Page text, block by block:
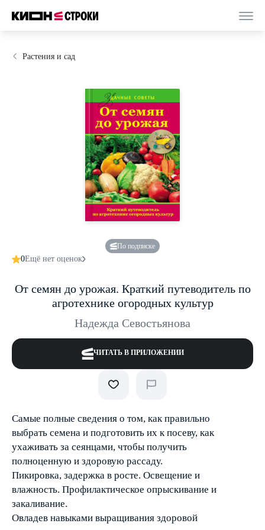
Растения и сад
По подписке
0Ещё нет оценок
От семян до урожая. Краткий путеводитель по
агротехнике огородных культур
Надежда Севостьянова
ЧИТАТЬ В ПРИЛОЖЕНИИ
Самые полные сведения о том, как правильно
выбрать семена и подготовить их к посеву, как
ухаживать за сеянцами, чтобы получить
полноценную и здоровую рассаду.
Пикировка, задержка в росте. Освещение и
влажность. Профилактическое опрыскивание и
закаливание.
Овладев навыками выращивания здоровой